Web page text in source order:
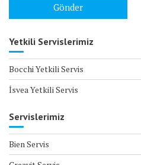
Yetkili Servislerimiz
Bocchi Yetkili Servis
İsvea Yetkili Servis
Servislerimiz
Bien Servis